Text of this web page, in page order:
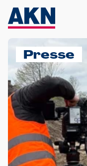
Presse